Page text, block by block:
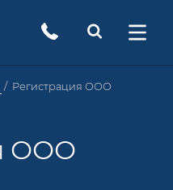
Регистрация ООО
ООО